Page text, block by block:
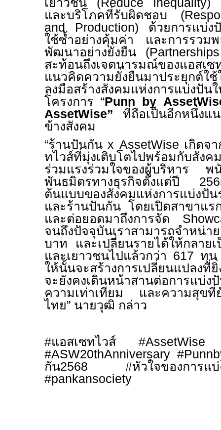
และบริโภคที่รับผิดชอบ (
and Production) ด้วยการแบ่ง
ใช้ซ้ำอย่างคุ้มค่า และการรวมพ
พัฒนาอย่างยั่งยืน (
สะท้อนถึงเจตนารมณ์ของแอสเซ
แนวคิดความยั่งยืนมาประยุกต์ใ
ลงมือสร้างสังคมแห่งการแบ่ง
โครงการ “Punn by
AssetWise”
ที่ถือเป็นอีกหนึ่งแ
ข้างสังคม
“ร้านปันกันx AssetWise เกิดจ
ทไวส์ที่มุ่งเติบโตไปพร้อมกับสัง
ร่วมแรงร่วมใจของผู้บริหา
พันธมิตรทางธุรกิจตั้งแต่ปี
ต้นแบบของสังคมแห่งการแบ่งปัน
และร้านปันกัน โดยเปิดสาขาแ
และต่อยอดมาถึงการจัด
จนถึงปัจจุบันเราสามารถจำหน่
บาท และเปลี่ยนรายได้ให้กลาย
และเยาวชนไปแล้วกว่า 617 ทุน
ให้นั้นจะสร้างการเปลี่ยนแปลงที่
จะยังคงเดินหน้าสานต่อการแ
ความเท่าเทียม และความสุขที่
ไทย” นายวุฒิ กล่าว
#แอสเซทไวส์ #AssetWise
#ASW20thAnniversary
กัน2568 #หัวใจของก
#pankansociety